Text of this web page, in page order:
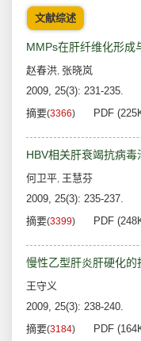
文献综述
MMPs在肝纤维化形成
赵春洪, 张晓岚
2009, 25(3): 231-235.
摘要(3366) PDF
HBV相关肝衰竭抗病毒
何卫平, 王慧芬
2009, 25(3): 235-237.
摘要(3399) PDF
慢性乙型肝炎肝硬化的
王守义
2009, 25(3): 238-240.
摘要(3184) PDF